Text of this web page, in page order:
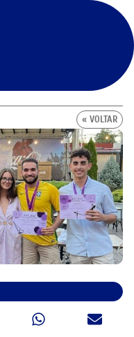
« VOLTAR